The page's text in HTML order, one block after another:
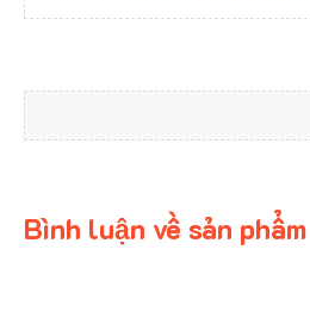
Bình luận về sản phẩm